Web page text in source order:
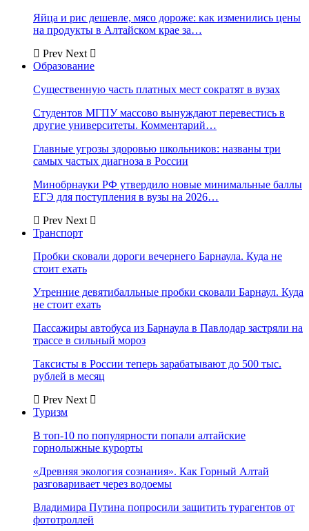
Яйца и рис дешевле, мясо дороже: как изменились цены
на продукты в Алтайском крае за…
Prev Next
Образование
Существенную часть платных мест сократят в вузах
Студентов МГПУ массово вынуждают перевестись в
другие университеты. Комментарий…
Главные угрозы здоровью школьников: названы три
самых частых диагноза в России
Минобрнауки РФ утвердило новые минимальные баллы
ЕГЭ для поступления в вузы на 2026…
Prev Next
Транспорт
Пробки сковали дороги вечернего Барнаула. Куда не
стоит ехать
Утренние девятибалльные пробки сковали Барнаул. Куда
не стоит ехать
Пассажиры автобуса из Барнаула в Павлодар застряли на
трассе в сильный мороз
Таксисты в России теперь зарабатывают до 500 тыс.
рублей в месяц
Prev Next
Туризм
В топ-10 по популярности попали алтайские
горнолыжные курорты
«Древняя экология сознания». Как Горный Алтай
разговаривает через водоемы
Владимира Путина попросили защитить турагентов от
фототроллей